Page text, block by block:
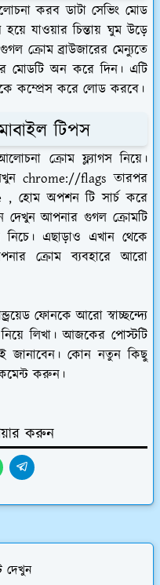
করব ডাটা সেভিং মোড
যাওয়ার চিন্তায় ঘুম উড়ে
ক্রোম ব্রাউজারের মেন্যুতে
মোডটি অন করে দিন। এটি
কম্প্রেস করে লোড করবে।
টিপস
ক্রোম ফ্ল্যাগস নিয়ে।
chrome://flags তারপর
, হোম অপশন টি সার্চ করে
দেখুন আপনার গুগল ক্রোমটি
এছাড়াও এখান থেকে
ক্রোম ব্যবহারে আরো
ফোনকে আরো স্বাচ্ছন্দ্যে
লিখা। আজকের পোস্টটি
জানাবেন। কোন নতুন কিছু
করুন।
করুন
দেখুন